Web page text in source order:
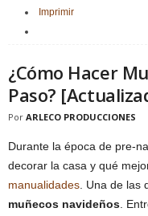
Imprimir
¿Cómo Hacer
Paso?
Por ARLECO PRODUCCIONES
Durante la época de pre-
decorar la casa y qué
manualidades . Una de
muñecos navideños .